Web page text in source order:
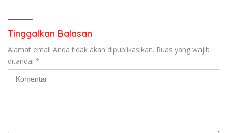
Tinggalkan Balasan
Alamat email Anda tidak akan dipublikasikan. Ruas yang wajib
ditandai *